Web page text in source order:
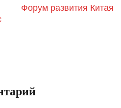
Форум развития Китая